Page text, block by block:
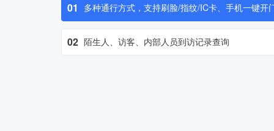
01 多种通行方式，支持刷脸/指纹/IC卡、手机一键开
02 陌生人、访客、内部人员到访记录查询